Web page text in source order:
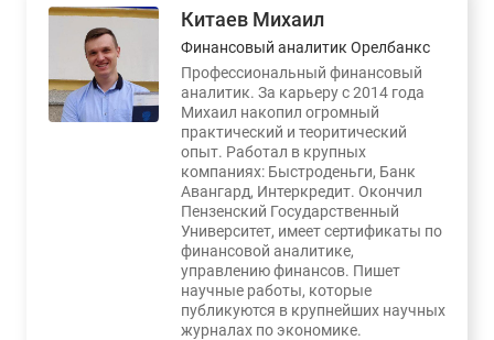
Китаев Михаил
Финансовый аналитик Орелбанкс
Профессиональный финансовый
аналитик. За карьеру с 2014 года
Михаил накопил огромный
практический и теоритический
опыт. Работал в крупных
компаниях: Быстроденьги, Банк
Авангард, Интеркредит. Окончил
Пензенский Государственный
Университет, имеет сертификаты по
финансовой аналитике,
управлению финансов. Пишет
научные работы, которые
публикуются в крупнейших научных
журналах по экономике.